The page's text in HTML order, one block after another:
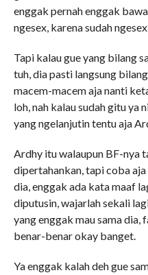
enggak pernah enggak
ngesex, karena sudah
Tapi kalau gue yang bilang
tuh, dia pasti langsung
macem-macem aja nanti
loh, nah kalau sudah gitu ya
yang ngelanjutin tentu aja
Ardhy itu walaupun BF-nya
dipertahankan, tapi coba
dia, enggak ada kata maaf
diputusin, wajarlah sekali
yang enggak mau sama dia,
benar-benar okay banget.
Ya enggak kalah deh gue